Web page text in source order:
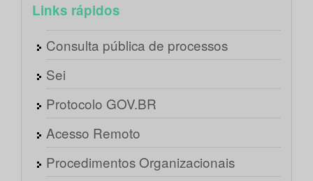
Links rápidos
Consulta pública de processos
Sei
Protocolo GOV.BR
Acesso Remoto
Procedimentos Organizacionais